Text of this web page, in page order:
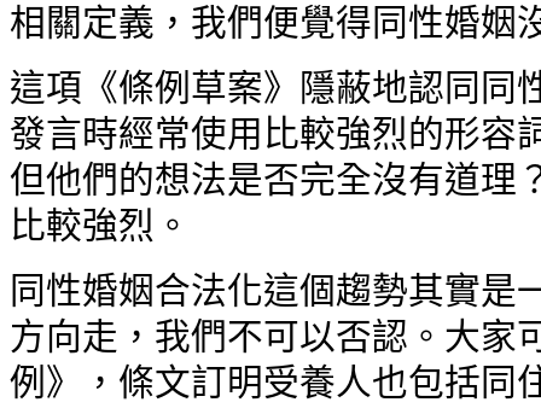
相關定義，我們便覺得同性婚姻
這項《條例草案》隱蔽地認同同
發言時經常使用比較強烈的形容
但他們的想法是否完全沒有道理
比較強烈。
同性婚姻合法化這個趨勢其實是
方向走，我們不可以否認。大家
例》，條文訂明受養人也包括同